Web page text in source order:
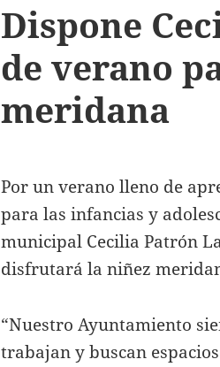
Dispone
de verano
meridana
Por un verano lleno de
para las infancias y
municipal Cecilia Patrón
disfrutará la niñez
“Nuestro Ayuntamiento
trabajan y buscan